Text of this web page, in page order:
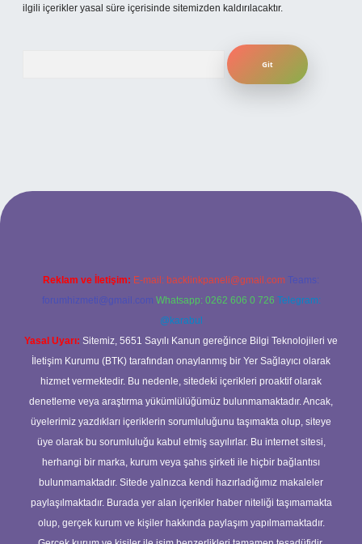
ilgili içerikler yasal süre içerisinde sitemizden kaldırılacaktır.
giriş
Reklam ve İletişim: E-mail: backlinkpaneli@gmail.com Teams:
forumhizmeti@gmail.com Whatsapp: 0262 606 0 726 Telegram:
@karabul
Yasal Uyarı: Sitemiz, 5651 Sayılı Kanun gereğince Bilgi Teknolojileri ve
İletişim Kurumu (BTK) tarafından onaylanmış bir Yer Sağlayıcı olarak
hizmet vermektedir. Bu nedenle, sitedeki içerikleri proaktif olarak
denetleme veya araştırma yükümlülüğümüz bulunmamaktadır. Ancak,
üyelerimiz yazdıkları içeriklerin sorumluluğunu taşımakta olup, siteye
üye olarak bu sorumluluğu kabul etmiş sayılırlar. Bu internet sitesi,
herhangi bir marka, kurum veya şahıs şirketi ile hiçbir bağlantısı
bulunmamaktadır. Sitede yalnızca kendi hazırladığımız makaleler
paylaşılmaktadır. Burada yer alan içerikler haber niteliği taşımamakta
olup, gerçek kurum ve kişiler hakkında paylaşım yapılmamaktadır.